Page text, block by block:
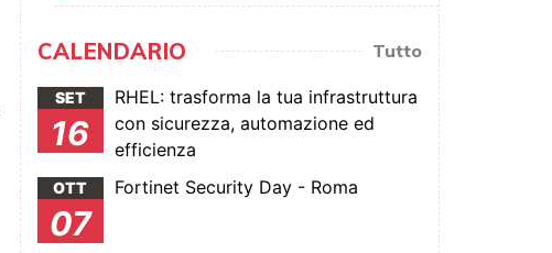
CALENDARIO Tutto
SET
16
RHEL: trasforma la tua infrastruttura
con sicurezza, automazione ed
efficienza
OTT
07
Fortinet Security Day - Roma